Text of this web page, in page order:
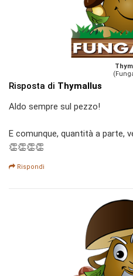
Risposta di Thymallus
Aldo sempre sul pezzo!
E comunque, quantità a parte,
👏👏👏👏
Rispondi